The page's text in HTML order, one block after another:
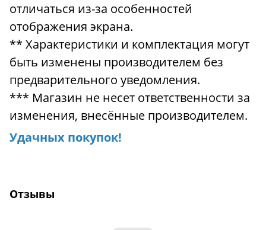
отличаться из-за особенностей
отображения экрана.
** Характеристики и комплектация могут
быть изменены производителем без
предварительного уведомления.
*** Магазин не несет ответственности за
изменения, внесённые производителем.
Удачных покупок!
Отзывы